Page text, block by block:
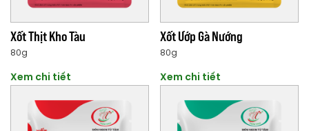
Xốt Thịt Kho Tàu
80g
Xem chi tiết
Xốt Ướp Gà Nướng
80g
Xem chi tiết